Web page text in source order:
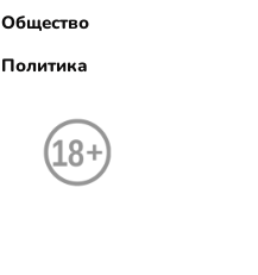
Общество
Политика